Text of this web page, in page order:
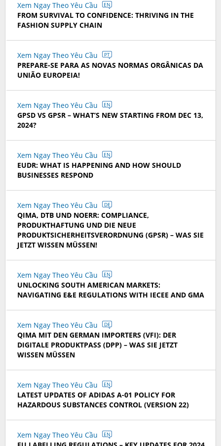
Xem Ngay Theo Yêu Cầu EN
FROM SURVIVAL TO CONFIDENCE: THRIVING IN THE
FASHION SUPPLY CHAIN
Xem Ngay Theo Yêu Cầu PT
PREPARE-SE PARA AS NOVAS NORMAS ORGÂNICAS DA
UNIÃO EUROPEIA!
Xem Ngay Theo Yêu Cầu EN
GPSD VS GPSR – WHAT’S NEW STARTING FROM DEC 13,
2024?
Xem Ngay Theo Yêu Cầu EN
EUDR: WHAT IS HAPPENING AND HOW SHOULD
BUSINESSES RESPOND
Xem Ngay Theo Yêu Cầu DE
QIMA, DTB UND NOERR: COMPLIANCE,
PRODUKTHAFTUNG UND DIE NEUE
PRODUKTSICHERHEITSVERORDNUNG (GPSR) – WAS SIE
JETZT WISSEN MÜSSEN!
Xem Ngay Theo Yêu Cầu EN
UNLOCKING SOUTH AMERICAN MARKETS:
NAVIGATING E&E REGULATIONS WITH IECEE AND GMA
Xem Ngay Theo Yêu Cầu DE
QIMA MIT DEN GERMAN IMPORTERS (VFI): DER
DIGITALE PRODUKTPASS (DPP) – WAS SIE JETZT
WISSEN MÜSSEN
Xem Ngay Theo Yêu Cầu EN
LATEST UPDATES OF ADIDAS A-01 POLICY FOR
HAZARDOUS SUBSTANCES CONTROL (VERSION 22)
Xem Ngay Theo Yêu Cầu EN